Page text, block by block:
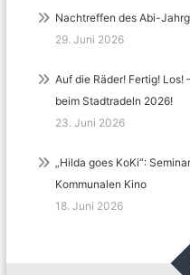
Nachtreffen des Abi-
29. Juni 2026
Auf die Räder! Fertig! Los!
beim Stadtradeln 2026!
23. Juni 2026
„Hilda goes KoKi“:
Kommunalen Kino
18. Juni 2026